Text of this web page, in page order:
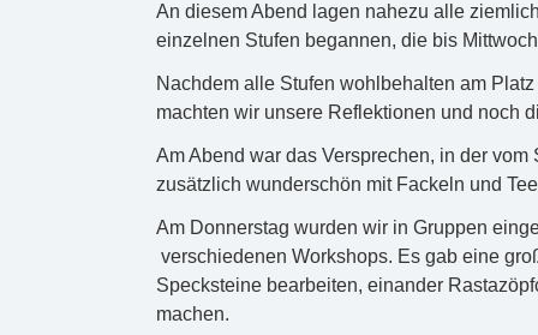
An diesem Abend lagen nahezu alle
einzelnen Stufen begannen, die bis
Nachdem alle Stufen wohlbehalten am
machten wir unsere Reflektionen und noch
Am Abend war das Versprechen, in der
zusätzlich wunderschön mit Fackeln und
Am Donnerstag wurden wir in Gruppen
verschiedenen Workshops. Es gab eine
Specksteine bearbeiten, einander
machen.